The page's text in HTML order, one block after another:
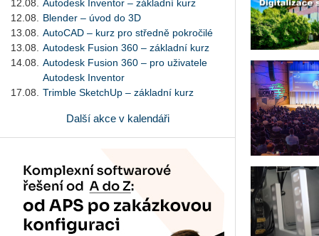
12.08.
Autodesk Inventor – základní kurz
12.08.
Blender – úvod do 3D
13.08.
AutoCAD – kurz pro středně pokročilé
13.08.
Autodesk Fusion 360 – základní kurz
14.08.
Autodesk Fusion 360 – pro uživatele
Autodesk Inventor
17.08.
Trimble SketchUp – základní kurz
Další akce v kalendáři